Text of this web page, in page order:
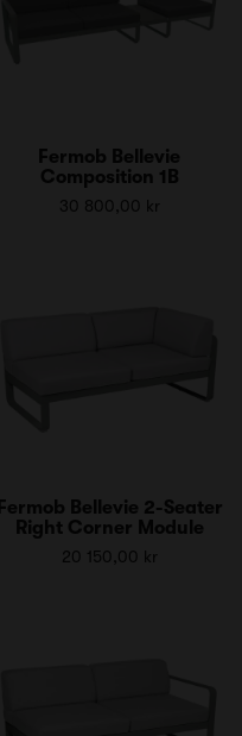
Fermob Bellevie
Composition 1B
30 800,00 kr
Fermob Bellevie 2-Seater
Right Corner Module
20 150,00 kr